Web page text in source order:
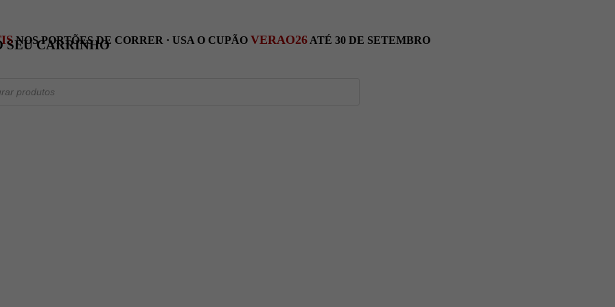
NOS PORTÕES DE CORRER · USA O CUPÃO VERAO26 ATÉ 30 DE SETEMBRO
SEU CARRINHO